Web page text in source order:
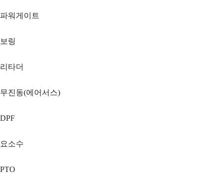
파워게이트
보링
리타더
무진동(에어서스)
DPF
요소수
PTO